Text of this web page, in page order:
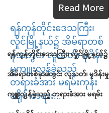
Read More
ရန်ကုန်တိုင်းဒေသကြီး၊
လှိုင်မြို့နယ်၌ အိမ်ရာတစ်
ခုအတွင်း လူသတ်၊ မုဒိန်း
မှုကျူးလွန်ခဲ့သည့်
တရားခံအား မရမ်းကုန်း
ခရိုင် တရား...
ရန်ကုန်တိုင်းဒေသကြီး၊ လှိုင်မြို့နယ်၌
အိမ်ရာတစ်ခုအတွင်း လူသတ်၊ မုဒိန်းမှု
ကျူးလွန်ခဲ့သည့် တရားခံအား မရမ်း